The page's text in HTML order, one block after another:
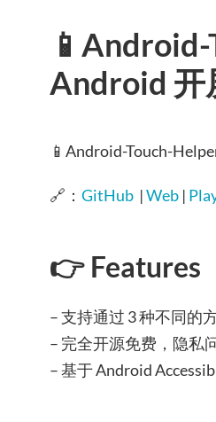
Android 开
📱Android-Touch-
🔗： GitHub |Web |
👉 Features
– 支持通过 3 种不同的
– 完全开源免费，隐私
– 基于 Android